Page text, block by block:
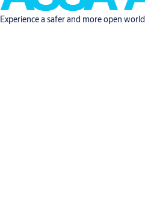
Experience a safer and more open world